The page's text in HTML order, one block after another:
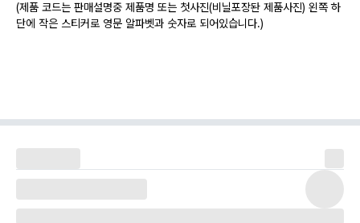
(제품 코드는 판매설명중 제품명 또는 첫사진(비닐포장돤 제품사진) 왼쪽 하
단에 작은 스티커로 영문 알파벳과 숫자로 되어있습니다.)